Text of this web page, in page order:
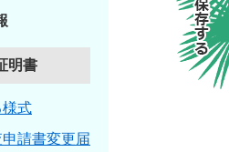
明書
様式
請書変更届